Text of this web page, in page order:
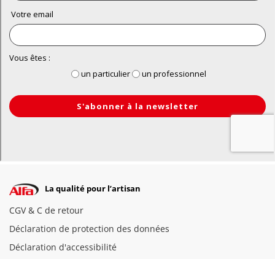
La qualité pour l’artisan
CGV & C de retour
Déclaration de protection des données
Déclaration d'accessibilité